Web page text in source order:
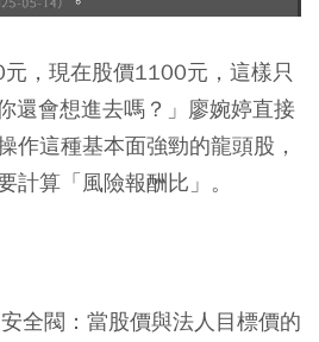
元，現在股價1100元，這樣只
還會想進去嗎？」 廖婉婷直接
作這種基本面強勁的龍頭股，
計算「風險報酬比」。
全閥： 當股價與法人目標價的